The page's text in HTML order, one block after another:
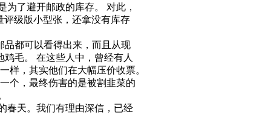
了避开邮政的库存。 对此，
级版小型张，还拿没有库存
都可以看得出来，而且从现
毛。 在这些人中，曾经有人
，其实他们在大幅压价收票。
个，最终伤害的是被割韭菜的
天。我们有理由深信，已经